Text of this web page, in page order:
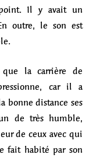
Il y avait un
outre, le son est
la carrière de
car il a
bonne distance ses
de très humble,
de ceux avec qui
fait habité par son